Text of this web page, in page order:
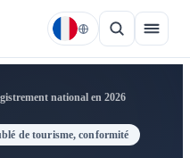
national en 2026
de tourisme, conformité